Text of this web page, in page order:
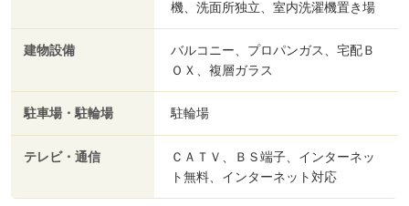
機、洗面所独立、室内洗濯機置き場
建物設備
バルコニー、プロパンガス、宅配Ｂ
ＯＸ、複層ガラス
駐車場・駐輪場 駐輪場
テレビ・通信
ＣＡＴＶ、ＢＳ端子、インターネッ
ト無料、インターネット対応